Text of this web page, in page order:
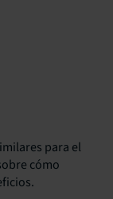
para el
cómo